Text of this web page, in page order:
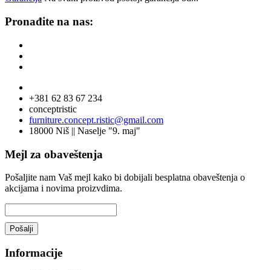
Pronađite na nas:
+381 62 83 67 234
conceptristic
furniture.concept.ristic@gmail.com
18000 Niš || Naselje "9. maj"
Mejl za obaveštenja
Pošaljite nam Vaš mejl kako bi dobijali besplatna obaveštenja o
akcijama i novima proizvdima.
Informacije